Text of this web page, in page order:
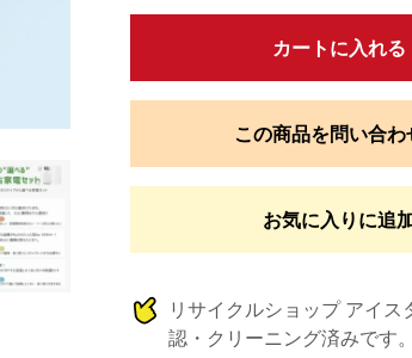
カートに入れる
この商品を問い合わ
お気に入りに追
リサイクルショップ アイ
認・クリーニング済みです。